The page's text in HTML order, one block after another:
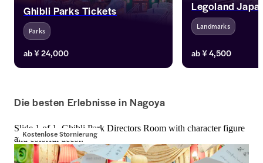
Ghibli Parks Tickets
Parks
ab¥ 24,000
Legoland
Landmarks
Erleben Sie
Nagoya. Mit einer
sofortiger
ab¥ 4,500
Die besten Erlebnisse in Nagoya
Kostenlose Stornierung
Slide 1 of 1, Ghibli Park Directors Room with character figure
and colorful decor.